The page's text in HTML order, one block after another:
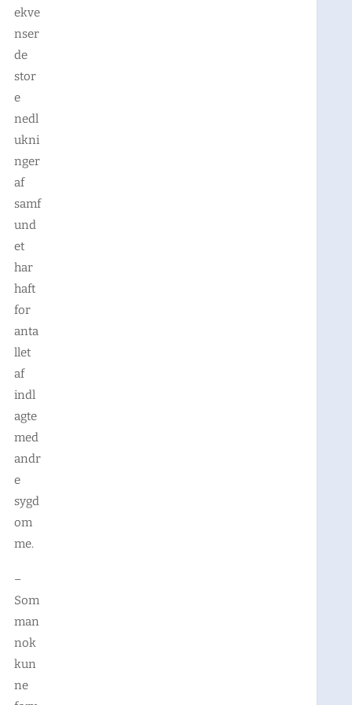
ekve
nser
de
stor
e
nedl
ukni
nger
af
samf
und
et
har
haft
for
anta
llet
af
indl
agte
med
andr
e
sygd
om
me.
–
Som
man
nok
kun
ne